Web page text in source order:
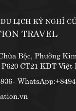
LỊCH KỲ NGHỈ
TRAVEL
Bộc, Phường
CT21 KĐT Việt